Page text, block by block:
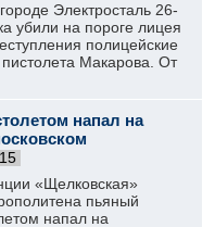
Электросталь 26-
убили на пороге лицея
полицейские
Макарова. От
напал на
«Щелковская»
пьяный
напал на